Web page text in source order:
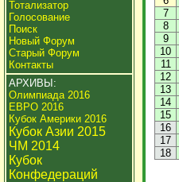
Тотализатор
Голосование
Поиск
Новый Форум
Старый Форум
Контакты
АРХИВЫ:
Олимпиада 2016
ЕВРО 2016
Кубок Америки 2016
Кубок Азии 2015
ЧМ 2014
Кубок
Конфедераций
7
8
9
10
11
12
13
14
15
16
17
18